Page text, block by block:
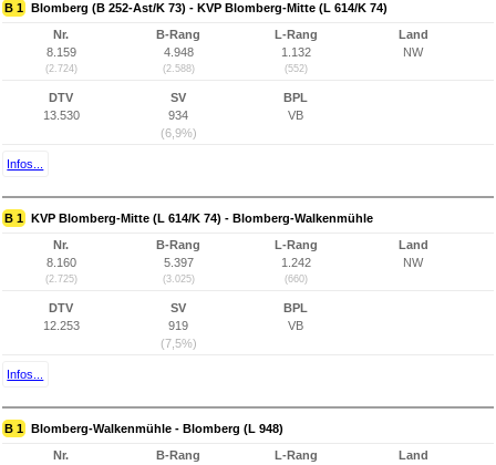
B 1 Blomberg (B 252-Ast/K 73) - KVP Blomberg-Mitte (L 614/K 74)
Nr.
8.159
(2.724)
B-Rang
4.948
(2.588)
L-Rang
1.132
(552)
Land
NW
DTV
13.530
SV
934
(6,9%)
BPL
VB
Infos...
B 1 KVP Blomberg-Mitte (L 614/K 74) - Blomberg-Walkenmühle
Nr.
8.160
(2.725)
B-Rang
5.397
(3.025)
L-Rang
1.242
(660)
Land
NW
DTV
12.253
SV
919
(7,5%)
BPL
VB
Infos...
B 1 Blomberg-Walkenmühle - Blomberg (L 948)
Nr.
B-Rang
L-Rang
Land